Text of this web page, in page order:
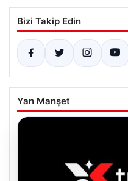
Bizi Takip Edin
Yan Manşet